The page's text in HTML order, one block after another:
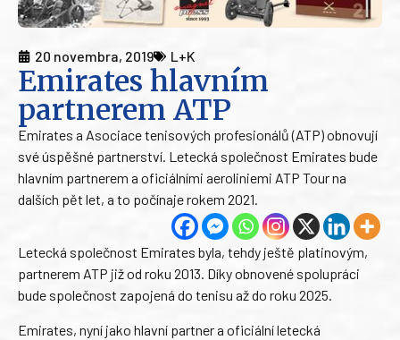
20 novembra, 2019 L+K
Emirates hlavním
partnerem ATP
Emirates a Asociace tenisových profesionálů (ATP) obnovují
své úspěšné partnerství. Letecká společnost Emirates bude
hlavním partnerem a oficiálními aeroliniemi ATP Tour na
dalších pět let, a to počínaje rokem 2021.
Letecká společnost Emirates byla, tehdy ještě platinovým,
partnerem ATP již od roku 2013. Díky obnovené spolupráci
bude společnost zapojená do tenisu až do roku 2025.
Emirates, nyní jako hlavní partner a oficiální letecká